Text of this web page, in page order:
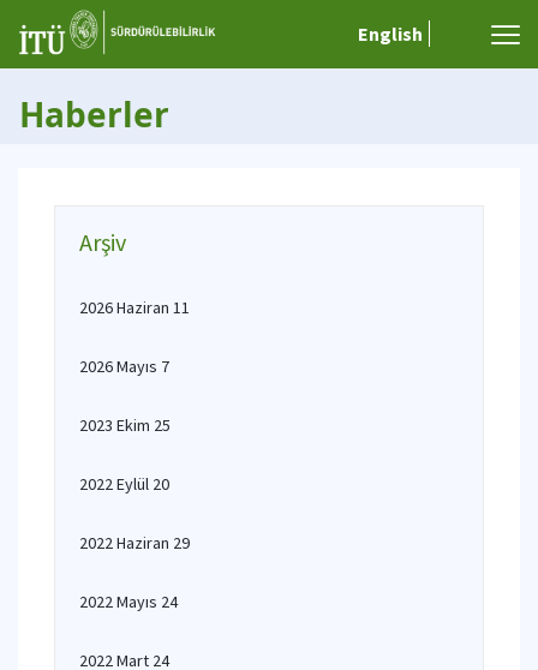
English
Haberler
Arşiv
2026 Haziran 11
2026 Mayıs 7
2023 Ekim 25
2022 Eylül 20
2022 Haziran 29
2022 Mayıs 24
2022 Mart 24